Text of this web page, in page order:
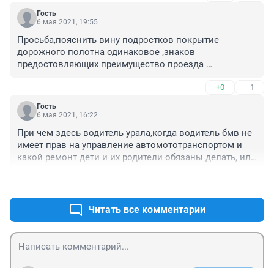
он.Единственное,он не с нашей помойки .И это
определило вину ребят
СУД В МИРЕ.
Ш
Гость
6 мая 2021, 19:55
Просьба,пояснить вину подростков покрытие
дорожного полотна одинаковое ,знаков
предостовляющих преимущество проезда
шишечка.Видимо так.
+0 –1
Гость
6 мая 2021, 16:22
При чем здесь водитель урала,когда водитель бмв не
имеет прав на управление автомототранспортом и
какой ремонт дети и их родители обязаны делать, или
Читать все комментарии